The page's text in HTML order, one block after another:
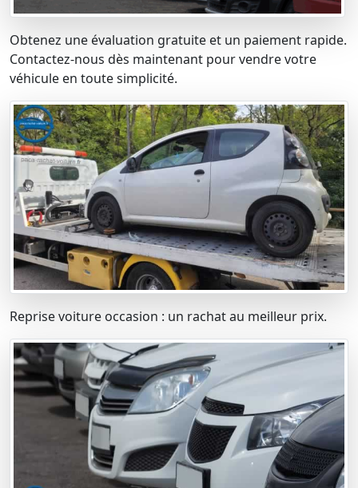
Obtenez une évaluation gratuite et un paiement rapide.
Contactez-nous dès maintenant pour vendre votre
véhicule en toute simplicité.
Reprise voiture occasion : un rachat au meilleur prix.